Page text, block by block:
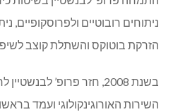
ניתוחים רובוטיים ולפרוסקופיים,
הזרקת בוטוקס והשתלת קוצב
בשנת 2008, חזר פרופ’
השירות האורוגינקולוגי ועמד